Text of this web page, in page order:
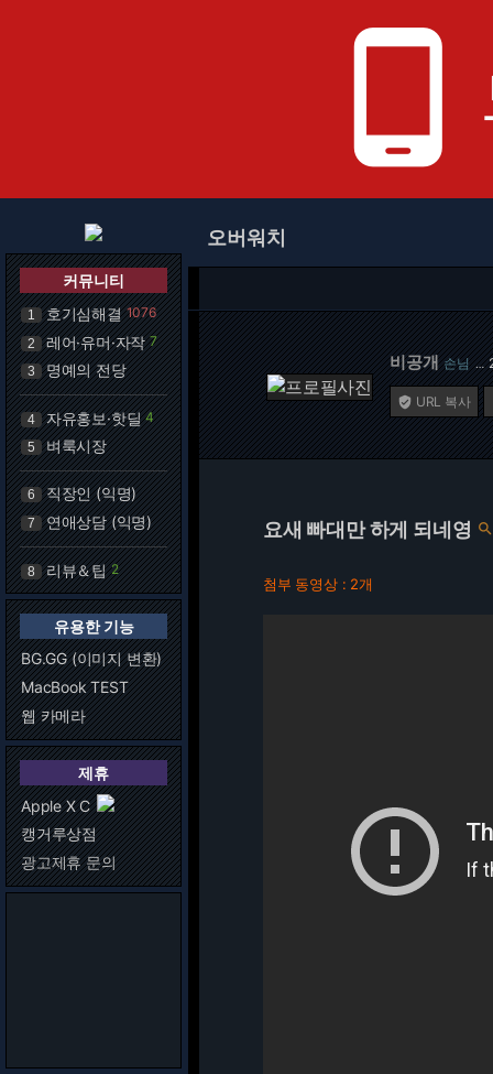
phone_android
커뮤니티
1 호기심해결 1076
2 레어·유머·자작 7
3 명예의 전당
4 자유홍보·핫딜 4
5 벼룩시장
6 직장인 (익명)
7 연애상담 (익명)
8 리뷰＆팁 2
유용한 기능
BG.GG (이미지 변환)
MacBook TEST
웹 카메라
제휴
Apple X C
캥거루상점
광고제휴 문의
오버워치
비공개 손님 …
 URL 복사
요새 빠대만 하게 되네영
첨부 동영상 : 2개